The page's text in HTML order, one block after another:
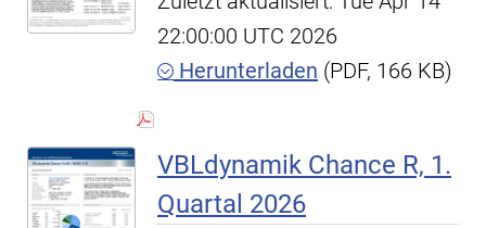
22:00:00 UTC 2026
Herunterladen (PDF, 166 KB)
VBLdynamik Chance R, 1.
Quartal 2026